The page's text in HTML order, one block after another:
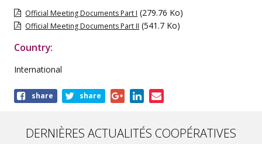
Official Meeting Documents Part I (279.76 Ko)
Official Meeting Documents Part II (541.7 Ko)
Country:
International
Shareshare share
DERNIÈRES ACTUALITÉS COOPÉRATIVES